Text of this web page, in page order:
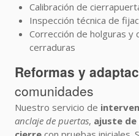
Calibración de
Inspección técnica de
Corrección de holguras
cerraduras
Reformas y
comunidades
Nuestro servicio de
anclaje de puertas, ajuste de